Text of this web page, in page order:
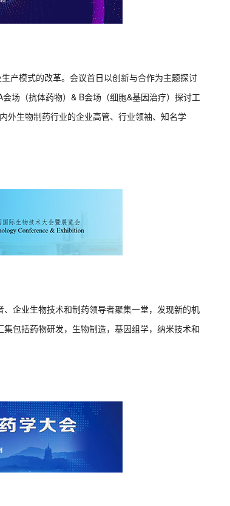
产模式的改革。会议首日以创新与合作为主题探讨
场（抗体药物）& B会场（细胞&基因治疗）探讨工
外生物制药行业的企业高管、行业领袖、知名学
企业生物技术和制药领导者聚集一堂，发现新的机
包括药物研发，生物制造，基因组学，纳米技术和